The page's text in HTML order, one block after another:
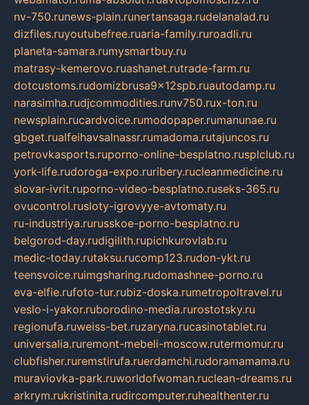
nv-750.runews-plain.runertansaga.rudelanalad.ru
dizfiles.ruyoutubefree.ruaria-family.ruroadli.ru
planeta-samara.rumysmartbuy.ru
matrasy-kemerovo.ruashanet.rutrade-farm.ru
dotcustoms.rudomizbrusa9x12spb.ruautodamp.ru
narasimha.rudjcommodities.runv750.rux-ton.ru
newsplain.rucardvoice.rumodopaper.rumanunae.ru
gbget.rualfeihavsalnassr.rumadoma.rutajuncos.ru
petrovkasports.ruporno-online-besplatno.rusplclub.ru
york-life.rudoroga-expo.ruribery.rucleanmedicine.ru
slovar-ivrit.ruporno-video-besplatno.ruseks-365.ru
ovucontrol.rusloty-igrovyye-avtomaty.ru
ru-industriya.rurusskoe-porno-besplatno.ru
belgorod-day.rudigilith.rupichkurovlab.ru
medic-today.rutaksu.rucomp123.rudon-ykt.ru
teensvoice.ruimgsharing.rudomashnee-porno.ru
eva-elfie.rufoto-tur.rubiz-doska.rumetropoltravel.ru
veslo-i-yakor.ruborodino-media.rurostotsky.ru
regionufa.ruweiss-bet.ruzaryna.rucasinotablet.ru
universalia.ruremont-mebeli-moscow.rutermomur.ru
clubfisher.ruremstirufa.ruerdamchi.rudoramamama.ru
muraviovka-park.ruworldofwoman.ruclean-dreams.ru
arkrym.rukristinita.rudircomputer.ruhealthenter.ru